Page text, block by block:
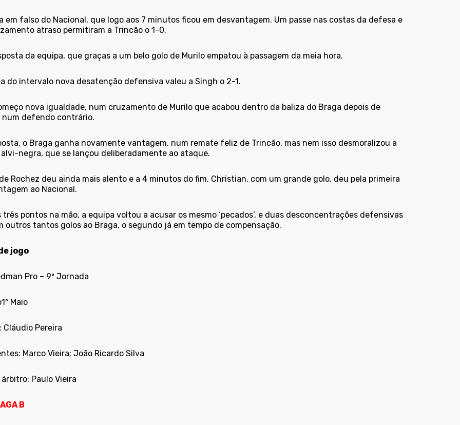
em falso do Nacional, que logo aos 7 minutos ficou em desvantagem. Um passe nas costas da defesa e
atraso permitiram a Trincão o 1-0.
da equipa, que graças a um belo golo de Murilo empatou à passagem da meia hora.
do intervalo nova desatenção defensiva valeu a Singh o 2-1.
nova igualdade, num cruzamento de Murilo que acabou dentro da baliza do Braga depois de
num defendo contrário.
o Braga ganha novamente vantagem, num remate feliz de Trincão, mas nem isso desmoralizou a
negra, que se lançou deliberadamente ao ataque.
Rochez deu ainda mais alento e a 4 minutos do fim, Christian, com um grande golo, deu pela primeira
ao Nacional.
três pontos na mão, a equipa voltou a acusar os mesmo ‘pecados’, e duas desconcentrações defensivas
outros tantos golos ao Braga, o segundo já em tempo de compensação.
jogo
Pro – 9ª Jornada
Maio
Cláudio Pereira
Marco Vieira; João Ricardo Silva
Paulo Vieira
B